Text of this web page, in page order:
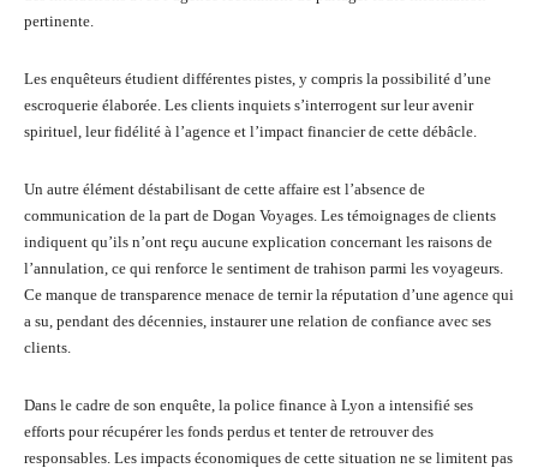
pertinente.
Les enquêteurs étudient différentes pistes, y compris la possibilité d’une
escroquerie élaborée. Les clients inquiets s’interrogent sur leur avenir
spirituel, leur fidélité à l’agence et l’impact financier de cette débâcle.
Un autre élément déstabilisant de cette affaire est l’absence de
communication de la part de Dogan Voyages. Les témoignages de clients
indiquent qu’ils n’ont reçu aucune explication concernant les raisons de
l’annulation, ce qui renforce le sentiment de trahison parmi les voyageurs.
Ce manque de transparence menace de ternir la réputation d’une agence qui
a su, pendant des décennies, instaurer une relation de confiance avec ses
clients.
Dans le cadre de son enquête, la police finance à Lyon a intensifié ses
efforts pour récupérer les fonds perdus et tenter de retrouver des
responsables. Les impacts économiques de cette situation ne se limitent pas